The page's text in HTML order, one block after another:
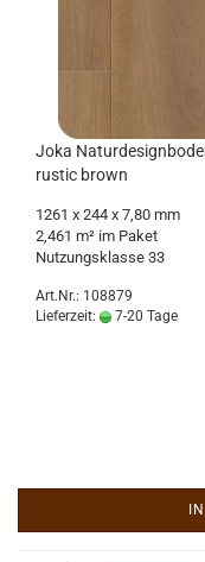
Joka
rustic brown
1261 x 244 x 7,80 mm
2,461 m² im Paket
Nut­zungs­klas­se 33
Art.Nr.: 108879
Lieferzeit:
7-20 Tage